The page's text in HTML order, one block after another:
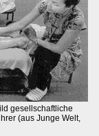
gesellschaftliche
(aus Junge Welt,